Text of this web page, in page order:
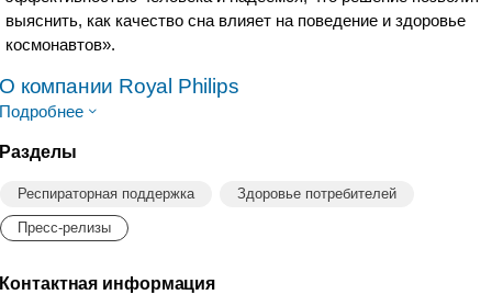
выяснить, как качество сна влияет на поведение и здоровье
космонавтов».
О компании Royal Philips
Подробнее
Разделы
Респираторная поддержка Здоровье потребителей
Пресс-релизы
Контактная информация